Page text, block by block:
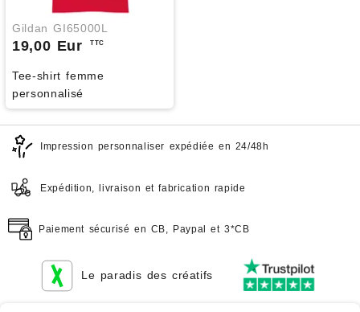
Gildan GI65000L
19,00 Eur TTC
Tee-shirt femme
personnalisé
Impression personnaliser expédiée en 24/48h
Expédition, livraison et fabrication rapide
Paiement sécurisé en CB, Paypal et 3*CB
Le paradis des créatifs